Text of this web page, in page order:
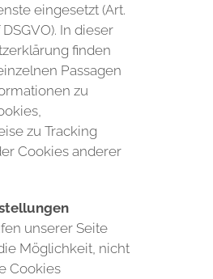
eingesetzt (Art.
DSGVO). In dieser
finden
Passagen
zu
zu Tracking
Cookies anderer
unserer Seite
Möglichkeit, nicht
Cookies